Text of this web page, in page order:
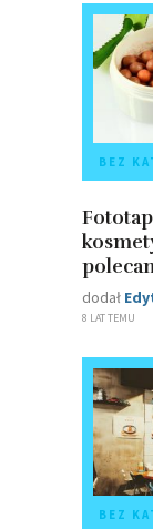
BEZ
dodał
8 LAT TEMU
BEZ